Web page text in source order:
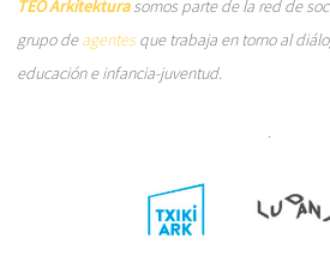
TEO Arkitekturasomos parte de la red de
grupo deagentesque trabaja en torno al
educación e infancia-juventud.
.